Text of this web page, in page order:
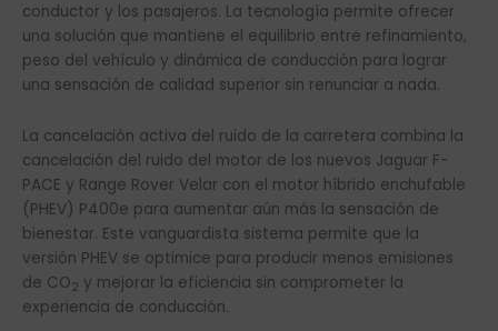
conductor y los pasajeros. La tecnología permite ofrecer
una solución que mantiene el equilibrio entre refinamiento,
peso del vehículo y dinámica de conducción para lograr
una sensación de calidad superior sin renunciar a nada.
La cancelación activa del ruido de la carretera combina la
cancelación del ruido del motor de los nuevos Jaguar F-
PACE y Range Rover Velar con el motor híbrido enchufable
(PHEV) P400e para aumentar aún más la sensación de
bienestar. Este vanguardista sistema permite que la
versión PHEV se optimice para producir menos emisiones
de CO2 y mejorar la eficiencia sin comprometer la
experiencia de conducción.